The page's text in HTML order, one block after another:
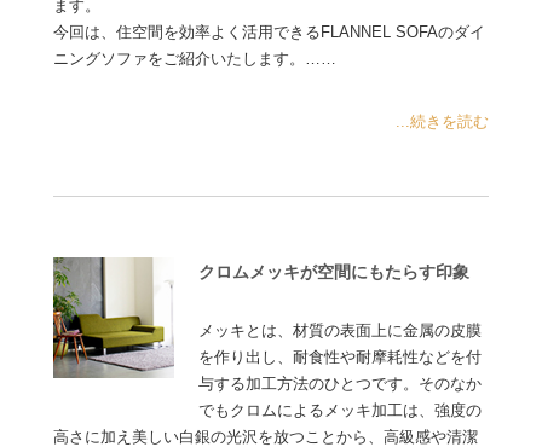
ます。
今回は、住空間を効率よく活用できるFLANNEL SOFAのダイ
ニングソファをご紹介いたします。……
...続きを読む
クロムメッキが空間にもたらす印象
メッキとは、材質の表面上に金属の皮膜
を作り出し、耐食性や耐摩耗性などを付
与する加工方法のひとつです。そのなか
でもクロムによるメッキ加工は、強度の
高さに加え美しい白銀の光沢を放つことから、高級感や清潔